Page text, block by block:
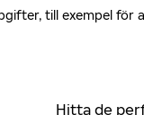
till exempel
Hitta de